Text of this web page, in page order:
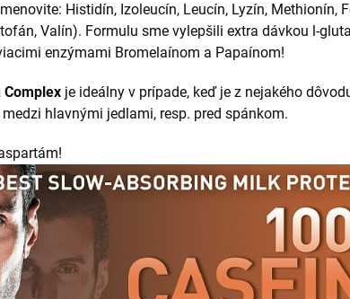
Histidín, Izoleucín, Leucín, Lyzín, Methionín,
Valín). Formulu sme vylepšili extra dávkou l-
enzýmami Bromelaínom a Papaínom!
Complex je ideálny v prípade, keď je z nejakého
hlavnými jedlami, resp. pred spánkom.